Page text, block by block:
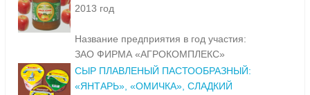
2013 год
Название предприятия в год участия:
ЗАО ФИРМА «АГРОКОМПЛЕКС»
СЫР ПЛАВЛЕНЫЙ ПАСТООБРАЗНЫЙ:
«ЯНТАРЬ», «ОМИЧКА», СЛАДКИЙ